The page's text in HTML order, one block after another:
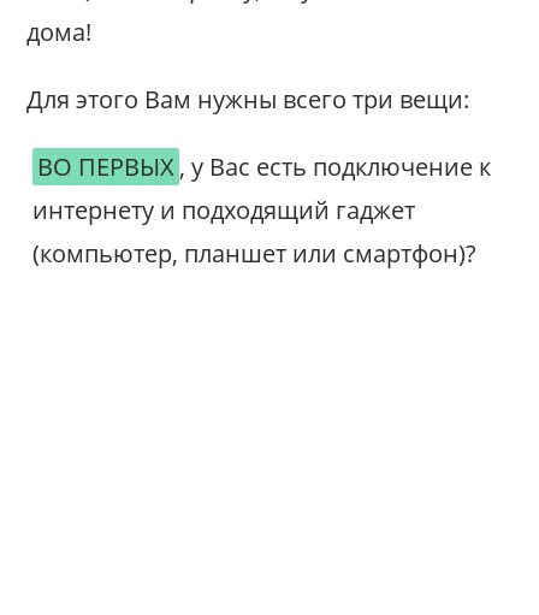
дома!
Для этого Вам нужны всего три вещи:
ВО ПЕРВЫХ , у Вас есть подключение к
интернету и подходящий гаджет
(компьютер, планшет или смартфон)?